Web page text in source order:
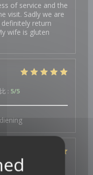
of service and the
visit. Sadly we are
return
wife is gluten
: 5/5
:5/5